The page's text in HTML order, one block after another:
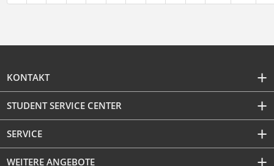
KONTAKT
STUDENT SERVICE CENTER
SERVICE
WEITERE ANGEBOTE